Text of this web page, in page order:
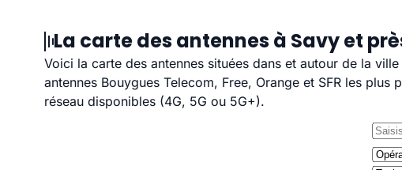
La carte des antennes à Savy et
Voici la carte des antennes situées dans et autour de la
antennes Bouygues Telecom, Free, Orange et SFR les
réseau disponibles (4G, 5G ou 5G+).